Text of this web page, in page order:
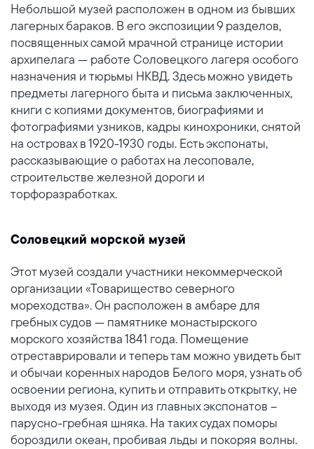
Небольшой музей расположен в одном из бывших
лагерных бараков. В его экспозиции 9 разделов,
посвященных самой мрачной странице истории
архипелага — работе Соловецкого лагеря особого
назначения и тюрьмы НКВД. Здесь можно увидеть
предметы лагерного быта и письма заключенных,
книги с копиями документов, биографиями и
фотографиями узников, кадры кинохроники, снятой
на островах в 1920-1930 годы. Есть экспонаты,
рассказывающие о работах на лесоповале,
строительстве железной дороги и
торфоразработках.
Соловецкий морской музей
Этот музей создали участники некоммерческой
организации «Товарищество северного
мореходства». Он расположен в амбаре для
гребных судов — памятнике монастырского
морского хозяйства 1841 года. Помещение
отреставрировали и теперь там можно увидеть быт
и обычаи коренных народов Белого моря, узнать об
освоении региона, купить и отправить открытку, не
выходя из музея. Один из главных экспонатов –
парусно-гребная шняка. На таких судах поморы
бороздили океан, пробивая льды и покоряя волны.